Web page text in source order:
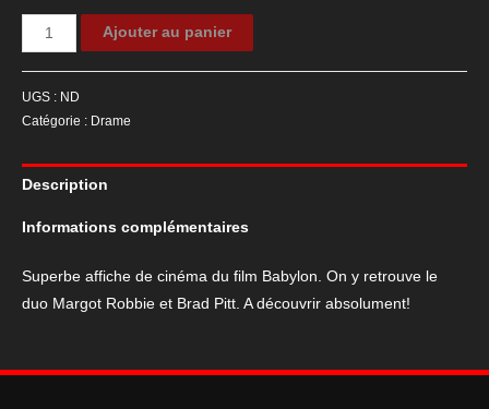
quantité
de
du
film
Babylon
Ajouter au panier
UGS : ND
Catégorie : Drame
Description
Informations complémentaires
Superbe affiche de cinéma du film Babylon. On y retrouve le
duo Margot Robbie et Brad Pitt. A découvrir absolument!